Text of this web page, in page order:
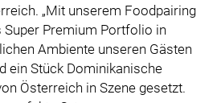
„Mit unserem Foodpairing
Super Premium Portfolio in
Ambiente unseren Gästen
ein Stück Dominikanische
Österreich in Szene gesetzt.